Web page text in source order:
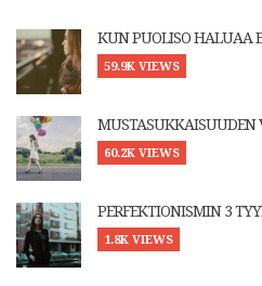
KUN PUOLISO HALUAA
59.9K VIEWS
MUSTASUKKAISUUDEN
60.2K VIEWS
PERFEKTIONISMIN 3
1.8K VIEWS